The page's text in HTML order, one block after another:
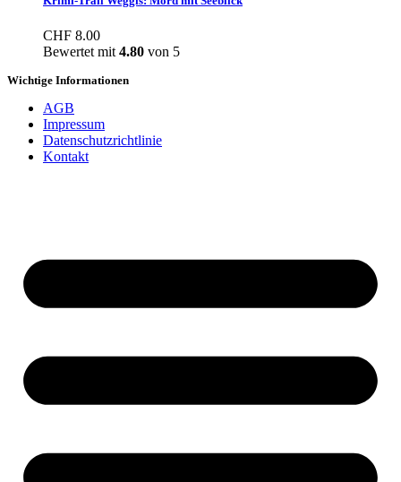
CHF 8.00
Bewertet mit 4.80 von 5
Wichtige Informationen
AGB
Impressum
Datenschutzrichtlinie
Kontakt